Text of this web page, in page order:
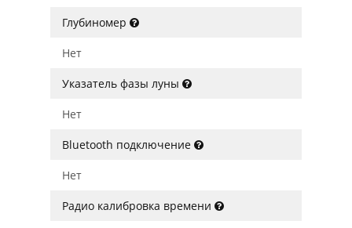
Глубиномер
Нет
Указатель фазы луны
Нет
Bluetooth подключение
Нет
Радио калибровка времени